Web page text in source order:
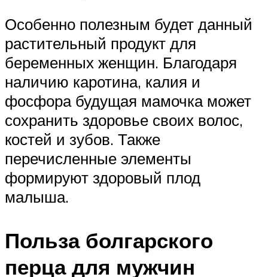
Особенно полезным будет данный
растительный продукт для
беременных женщин. Благодаря
наличию каротина, калия и
фосфора будущая мамочка может
сохранить здоровье своих волос,
костей и зубов. Также
перечисленные элементы
формируют здоровый плод
малыша.
Польза болгарского
перца для мужчин